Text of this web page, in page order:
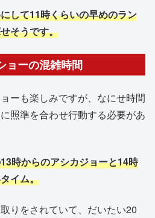
して11時くらいの早めのラン
そうです。
ョーの混雑時間
ーも楽しみですが、なにせ時間
照準を合わせ行動する必要があ
時からのアシカジョーと14時
イム。
りをされていて、だいたい20